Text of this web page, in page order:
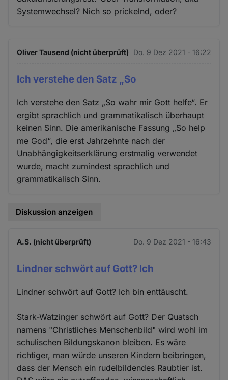
Systemwechsel? Nich so prickelnd, oder?
Oliver Tausend (nicht überprüft) Do. 9 Dez 2021 - 16:22
Ich verstehe den Satz „So
Ich verstehe den Satz „So wahr mir Gott helfe“. Er
ergibt sprachlich und grammatikalisch überhaupt
keinen Sinn. Die amerikanische Fassung „So help
me God“, die erst Jahrzehnte nach der
Unabhängigkeitserklärung erstmalig verwendet
wurde, macht zumindest sprachlich und
grammatikalisch Sinn.
Diskussion anzeigen
A.S. (nicht überprüft) Do. 9 Dez 2021 - 16:43
Lindner schwört auf Gott? Ich
Lindner schwört auf Gott? Ich bin enttäuscht.
Stark-Watzinger schwört auf Gott? Der Quatsch
namens "Christliches Menschenbild" wird wohl im
schulischen Bildungskanon bleiben. Es wäre
richtiger, man würde unseren Kindern beibringen,
dass der Mensch ein rudelbildendes Raubtier ist.